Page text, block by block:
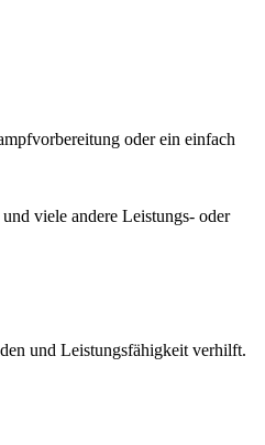
oder ein einfach
viele andere Leistungs- oder
und Leistungsfähigkeit verhilft.